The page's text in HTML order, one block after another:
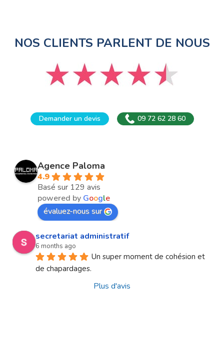
NOS CLIENTS PARLENT DE NOUS
Demander un devis 09 72 62 28 60
Agence Paloma
4.9
Basé sur 129 avis
powered by Google
évaluez-nous sur
secretariat administratif
6 months ago
Un super moment de cohésion et
de chapardages.
Plus d'avis